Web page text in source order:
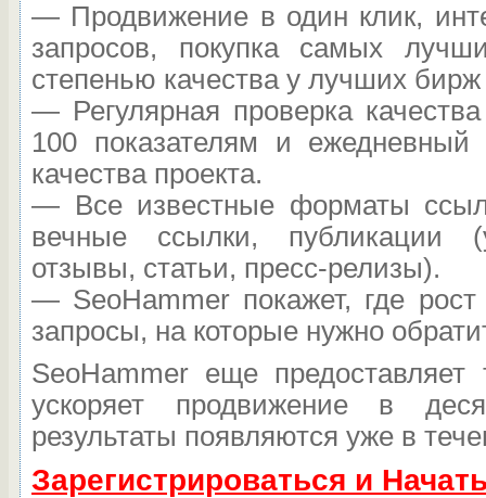
— Продвижение в один клик,
запросов, покупка самых
степенью качества у лучших
— Регулярная проверка
100 показателям и ежедневный
качества проекта.
— Все известные форматы
вечные ссылки, публикации
отзывы, статьи, пресс-релизы).
— SeoHammer покажет, где
запросы, на которые нужно
SeoHammer еще предоставляет
ускоряет продвижение в
результаты появляются уже в
Зарегистрироваться и